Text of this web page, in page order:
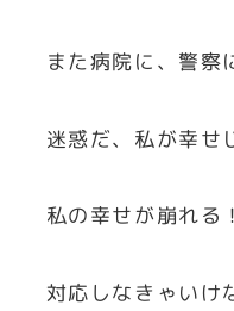
また病院に、警察
迷惑だ、私が幸せ
私の幸せが崩れる！
対応しなきゃいけ